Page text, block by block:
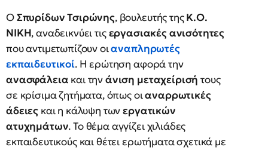
ΟΣπυρίδων Τσιρώνης, βουλευτής τηςΚ.Ο.
ΝΙΚΗ, αναδεικνύει τιςεργασιακές ανισότητες
που αντιμετωπίζουν οιαναπληρωτές
εκπαιδευτικοί. Η ερώτηση αφορά την
ανασφάλεια και τηνάνιση μεταχείρισή τους
σε κρίσιμα ζητήματα, όπως οιαναρρωτικές
άδειες και η κάλυψη τωνεργατικών
ατυχημάτων. Το θέμα αγγίζει χιλιάδες
εκπαιδευτικούς και θέτει ερωτήματα σχετικά με